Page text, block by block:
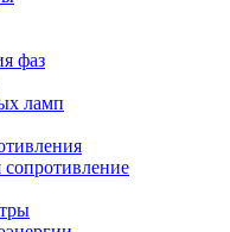
фаз
ламп